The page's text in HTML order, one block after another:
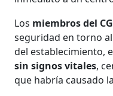
Los miembros del
seguridad en torno
del establecimiento,
sin signos vitales,
que habría causado